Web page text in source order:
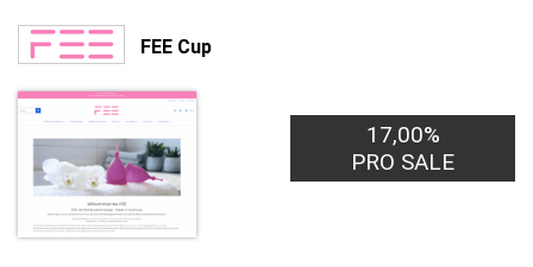
FEE Cup
17,00%
PRO SALE